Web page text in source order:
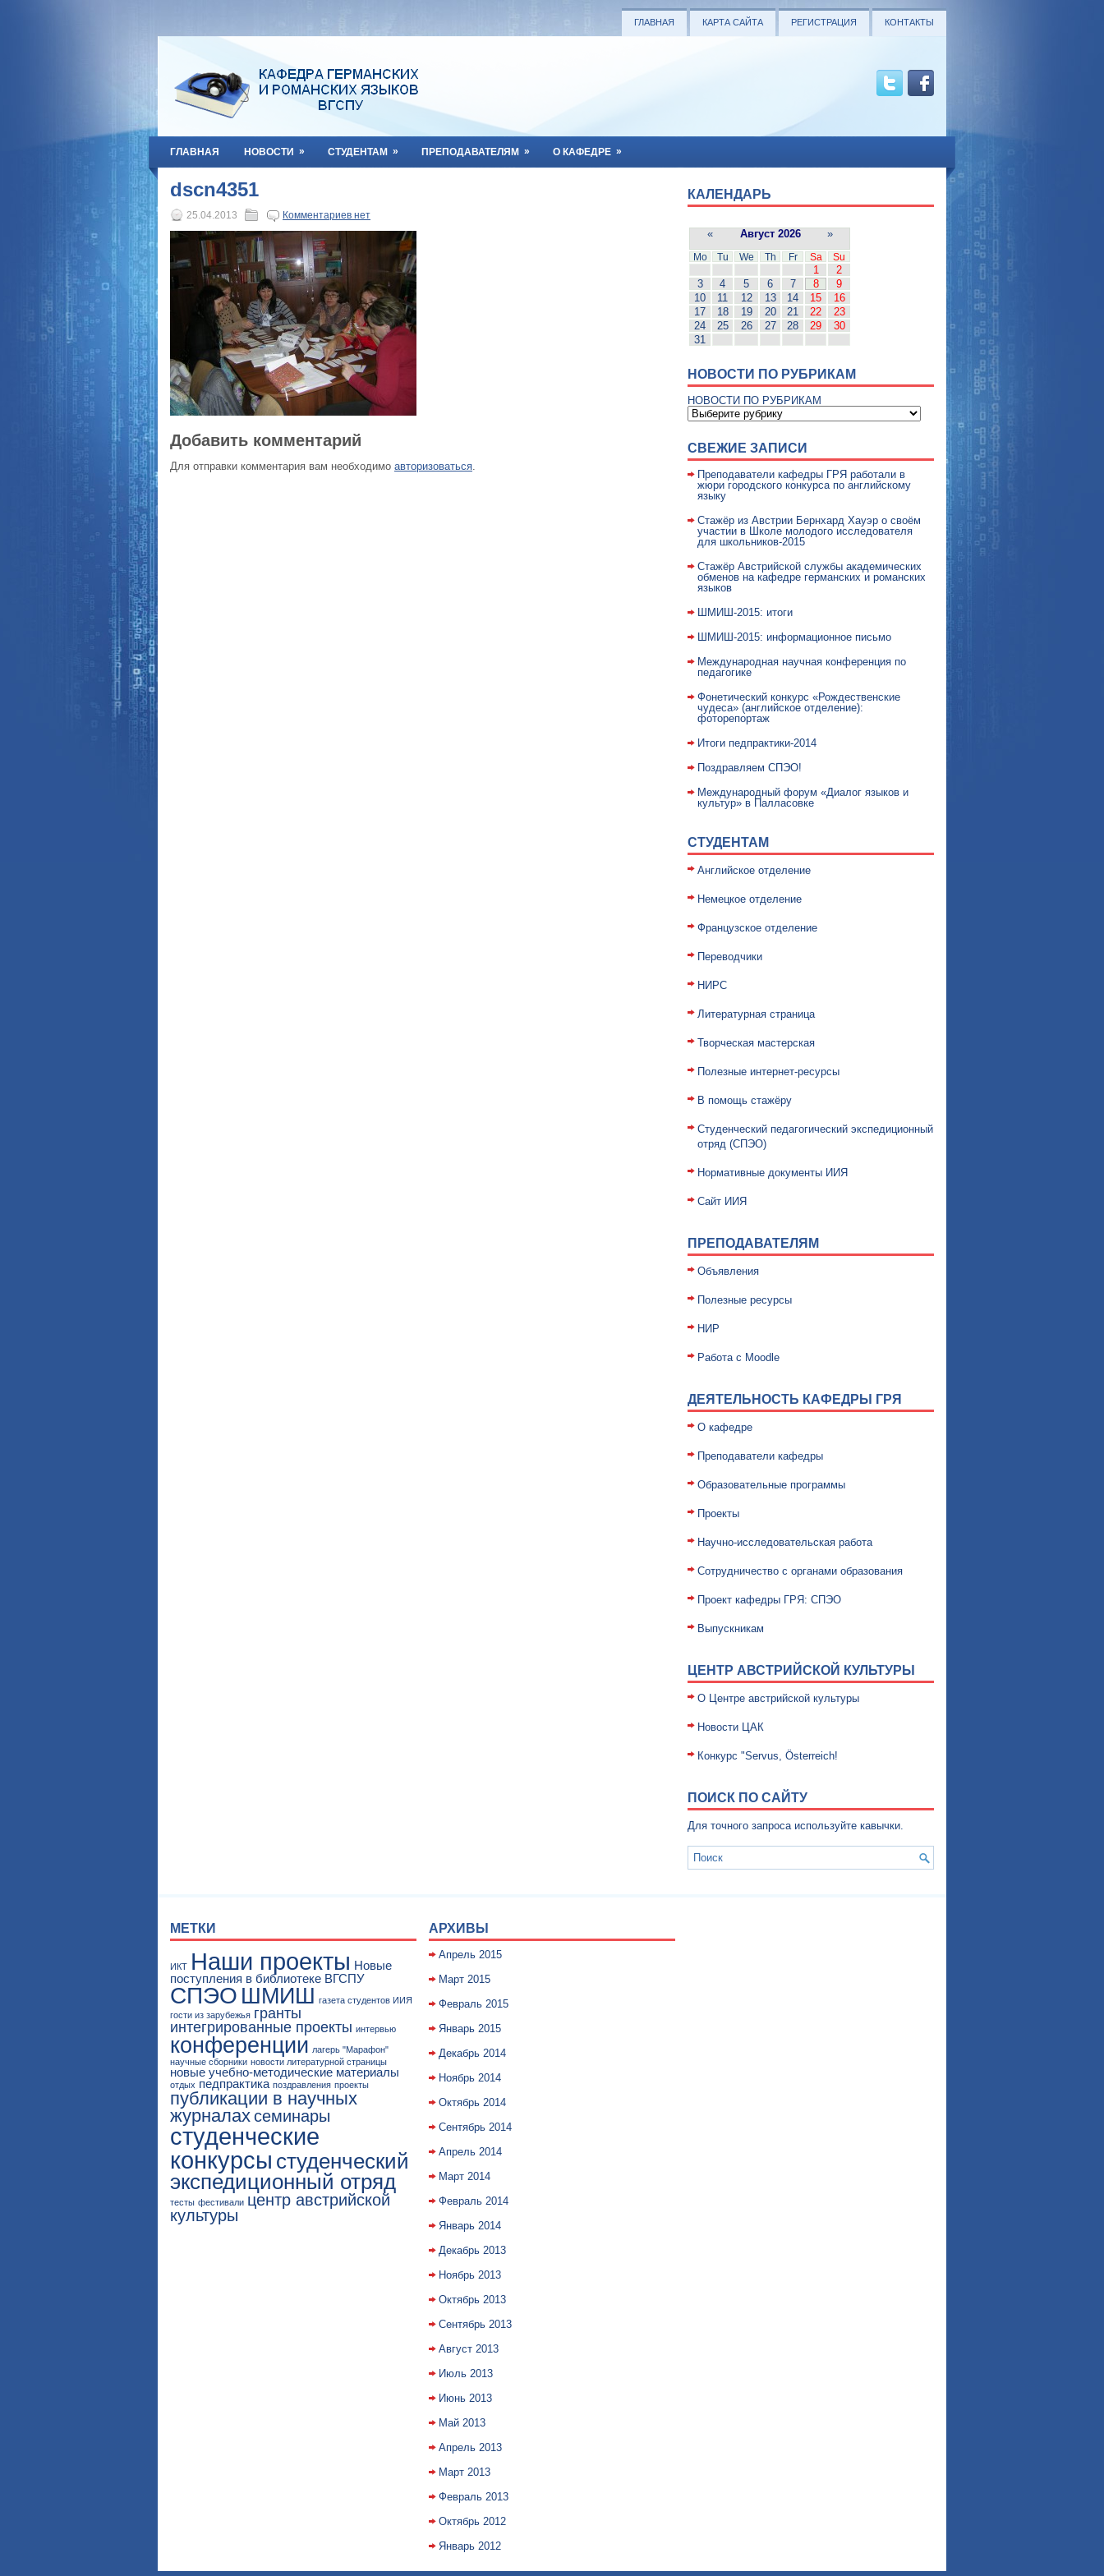
ГЛАВНАЯ КАРТА САЙТА РЕГИСТРАЦИЯ КОНТАКТЫ
ГЛАВНАЯ НОВОСТИ » СТУДЕНТАМ » ПРЕПОДАВАТЕЛЯМ » О КАФЕДРЕ »
dscn4351
25.04.2013 Комментариев нет
Добавить комментарий
Для отправки комментария вам необходимо авторизоваться.
КАЛЕНДАРЬ
« Август 2026 »
Mo Tu We Th Fr Sa Su
1
2
3
4 5 6 7 8
9
10
11 12 13 14 15
16
17
18 19 20 21 22
23
24
25 26 27 28 29
30
31
НОВОСТИ ПО РУБРИКАМ
НОВОСТИ ПО РУБРИКАМ
СВЕЖИЕ ЗАПИСИ
Преподаватели кафедры ГРЯ работали в
жюри городского конкурса по английскому
языку
Стажёр из Австрии Бернхард Хауэр о своём
участии в Школе молодого исследователя
для школьников-2015
Стажёр Австрийской службы академических
обменов на кафедре германских и романских
языков
ШМИШ-2015: итоги
ШМИШ-2015: информационное письмо
Международная научная конференция по
педагогике
Фонетический конкурс «Рождественские
чудеса» (английское отделение):
фоторепортаж
Итоги педпрактики-2014
Поздравляем СПЭО!
Международный форум «Диалог языков и
культур» в Палласовке
СТУДЕНТАМ
Английское отделение
Немецкое отделение
Французское отделение
Переводчики
НИРС
Литературная страница
Творческая мастерская
Полезные интернет-ресурсы
В помощь стажёру
Студенческий педагогический экспедиционный
отряд (СПЭО)
Нормативные документы ИИЯ
Сайт ИИЯ
ПРЕПОДАВАТЕЛЯМ
Объявления
Полезные ресурсы
НИР
Работа с Moodle
ДЕЯТЕЛЬНОСТЬ КАФЕДРЫ ГРЯ
О кафедре
Преподаватели кафедры
Образовательные программы
Проекты
Научно-исследовательская работа
Сотрудничество с органами образования
Проект кафедры ГРЯ: СПЭО
Выпускникам
ЦЕНТР АВСТРИЙСКОЙ КУЛЬТУРЫ
О Центре австрийской культуры
Новости ЦАК
Конкурс "Servus, Österreich!
ПОИСК ПО САЙТУ
Для точного запроса используйте кавычки.
МЕТКИ
ИКТ Наши проекты Новые
поступления в библиотеке ВГСПУ
СПЭО ШМИШ газета студентов ИИЯ
гости из зарубежья гранты
интегрированные проекты интервью
конференции лагерь "Марафон"
научные сборники новости литературной страницы
новые учебно-методические материалы
отдых педпрактика поздравления проекты
публикации в научных
журналахсеминары
студенческие
конкурсы студенческий
экспедиционный отряд
тесты фестивали центр австрийской
культуры
АРХИВЫ
Апрель 2015
Март 2015
Февраль 2015
Январь 2015
Декабрь 2014
Ноябрь 2014
Октябрь 2014
Сентябрь 2014
Апрель 2014
Март 2014
Февраль 2014
Январь 2014
Декабрь 2013
Ноябрь 2013
Октябрь 2013
Сентябрь 2013
Август 2013
Июль 2013
Июнь 2013
Май 2013
Апрель 2013
Март 2013
Февраль 2013
Октябрь 2012
Январь 2012